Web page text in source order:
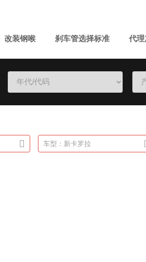
改装钢喉 刹车管选择标准 代
车型：新卡罗拉